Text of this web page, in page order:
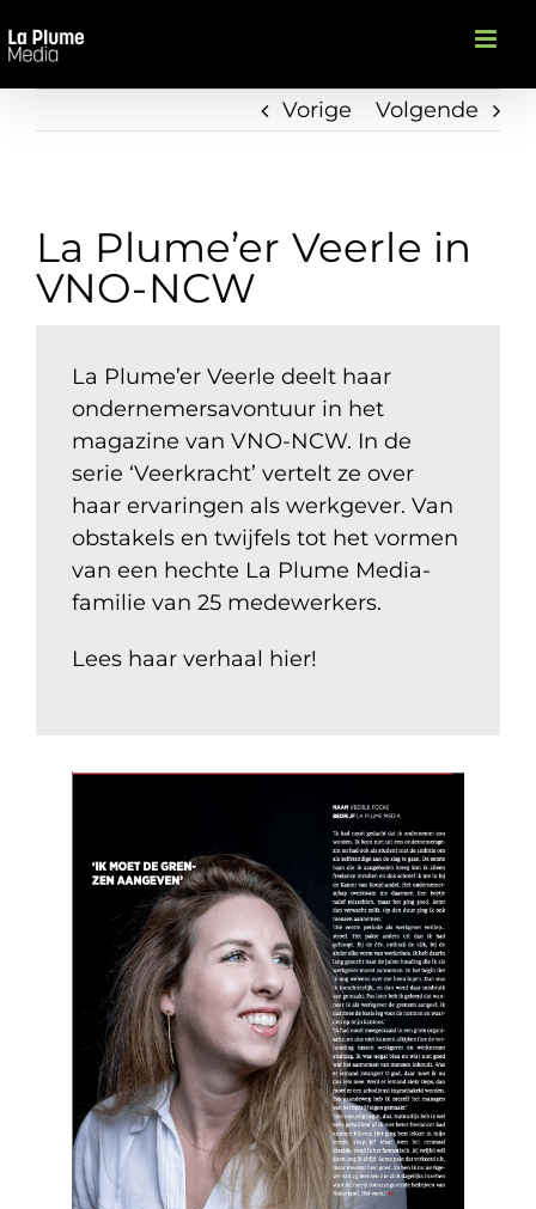
naar
Vorige
Volgende
La Plume’er Veerle in
VNO-NCW
La Plume’er Veerle deelt haar
ondernemersavontuur in het
magazine van VNO-NCW. In de
serie ‘Veerkracht’ vertelt ze over
haar ervaringen als werkgever. Van
obstakels en twijfels tot het vormen
van een hechte La Plume Media-
familie van 25 medewerkers.
Lees haar verhaal hier!